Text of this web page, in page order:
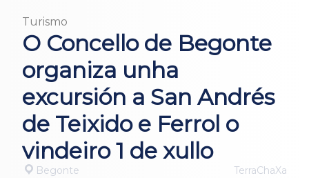
Turismo
O Concello de Begonte
organiza unha
excursión a San Andrés
de Teixido e Ferrol o
vindeiro 1 de xullo
Begonte TerraChaXa